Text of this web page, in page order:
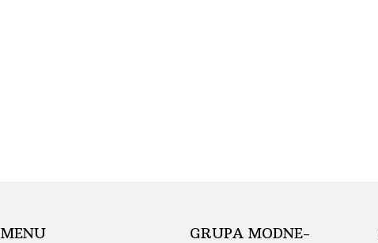
MENU
GRUPA MODNE-